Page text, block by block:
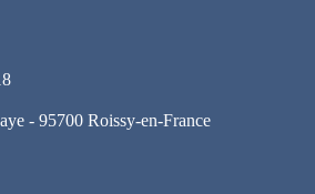
- 95700 Roissy-en-France